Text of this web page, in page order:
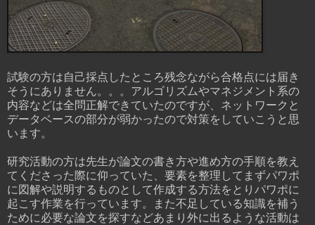
試験の方は自己採点したところ残念ながら合格点には届き
そうにありません。。。アルゴリズムやマネジメント系の
内容などは全問正解できていたのですが、ネットワークと
データベースの部分が弱かったので対策をしていこうと思
います。
研究活動の方は先生が論文の書き方や進め方の手順を教え
てくださった際に仰っていた、要素を整理してまずパワポ
に図解や説明するものとして作成する方法をとりパワポに
起こす作業を行っています。また不足している知識を補う
ために必要な論文を探すなどあまり外に出るような活動は